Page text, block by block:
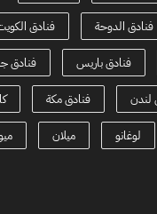
فنادق الدوحة فنادق
فنادق باريس فنادق
لندن فنادق مكة
لوغانو ميلان